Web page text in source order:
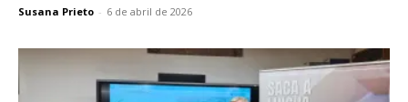
Susana Prieto - 6 de abril de 2026